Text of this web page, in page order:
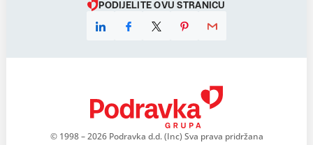
PODIJELITE OVU STRANICU
© 1998 – 2026 Podravka d.d. (Inc) Sva prava pridržana